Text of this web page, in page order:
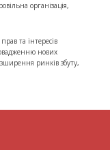
організація,
та інтересів
нових
ринків збуту,